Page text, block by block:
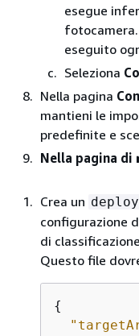
esegue
eseguito
Seleziona
Nella pagina
mantieni le
predefinite e
Nella pagina di
Crea un
configurazione
di
Questo file
{